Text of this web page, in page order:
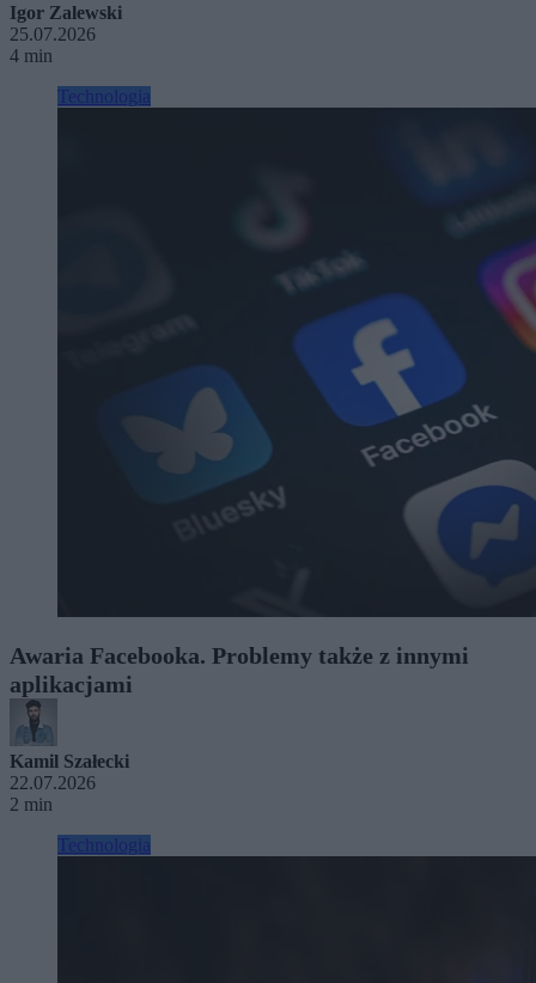
Igor Zalewski
25.07.2026
4 min
Technologia
Awaria Facebooka. Problemy także z innymi
aplikacjami
Kamil Szałecki
22.07.2026
2 min
Technologia